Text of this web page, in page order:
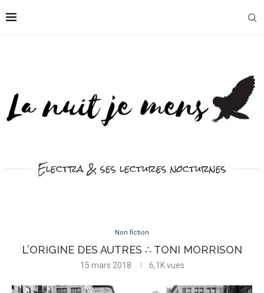
Electra & ses lectures nocturnes
Non fiction
L’ORIGINE DES AUTRES ∴ TONI MORRISON
15 mars 2018 6,1Kvues